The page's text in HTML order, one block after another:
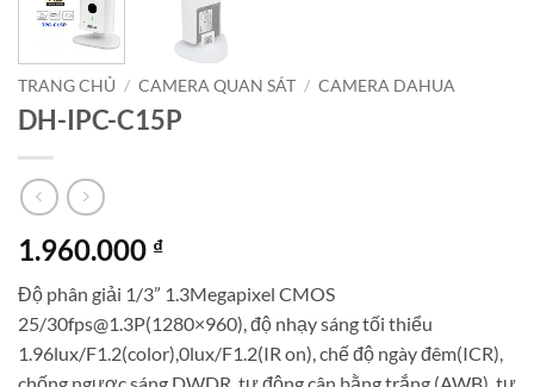
TRANG CHỦ / CAMERA QUAN SÁT / CAMERA DAHUA
DH-IPC-C15P
1.960.000 ₫
Độ phân giải 1/3” 1.3Megapixel CMOS
25/30fps@1.3P(1280×960), độ nhạy sáng tối thiểu
1.96lux/F1.2(color),0lux/F1.2(IR on), chế độ ngày đêm(ICR),